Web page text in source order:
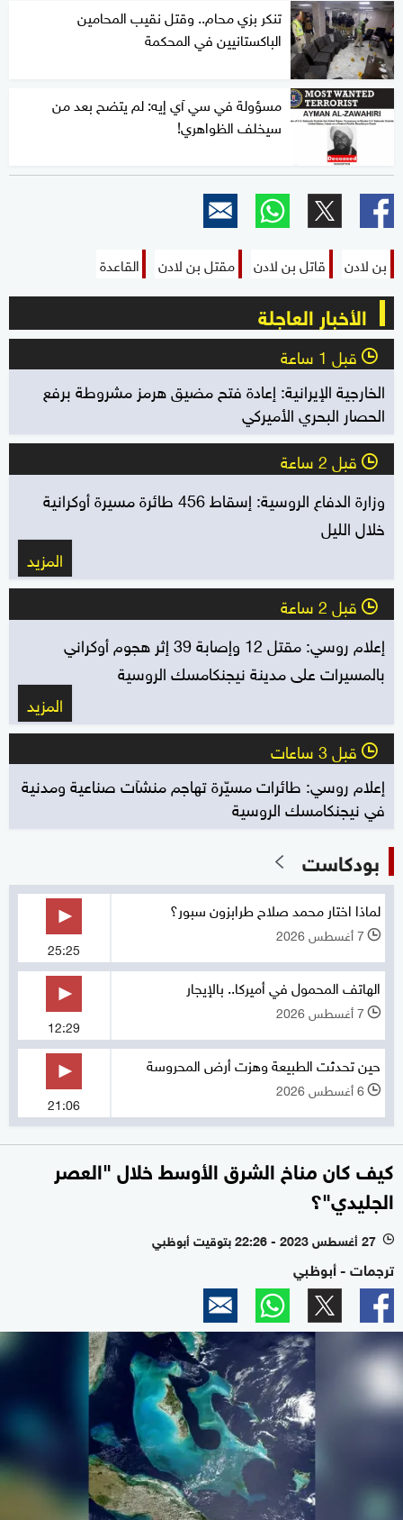
تنكر بزي محام.. وقتل نقيب المحامين
الباكستانيين في المحكمة
مسؤولة في سي آي إيه: لم يتضح بعد من
سيخلف الظواهري!
بن لادن قاتل بن لادن مقتل بن لادن القاعدة
الأخبار العاجلة
l قبل 1 ساعة
الخارجية الإيرانية: إعادة فتح مضيق هرمز مشروطة برفع
الحصار البحري الأميركي
l قبل 2 ساعة
وزارة الدفاع الروسية: إسقاط 456 طائرة مسيرة أوكرانية
خلال الليل
المزيد
l قبل 2 ساعة
إعلام روسي: مقتل 12 وإصابة 39 إثر هجوم أوكراني
بالمسيرات على مدينة نيجنكامسك الروسية
المزيد
l قبل 3 ساعات
إعلام روسي: طائرات مسيّرة تهاجم منشآت صناعية ومدنية
في نيجنكامسك الروسية
بودكاست
لماذا اختار محمد صلاح طرابزون سبور؟
l 7 أغسطس 2026
25:25
الهاتف المحمول في أميركا.. بالإيجار
l 7 أغسطس 2026
12:29
حين تحدثت الطبيعة وهزت أرض المحروسة
l 6 أغسطس 2026
21:06
كيف كان مناخ الشرق الأوسط خلال "العصر
الجليدي"؟
l 27 أغسطس 2023 - 22:26 بتوقيت أبوظبي
ترجمات - أبوظبي